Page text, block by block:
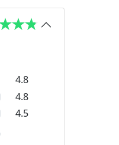
4.8
4.8
4.5